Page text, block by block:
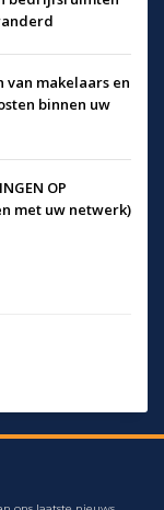
van makelaars en
binnen uw
OP
met uw netwerk)